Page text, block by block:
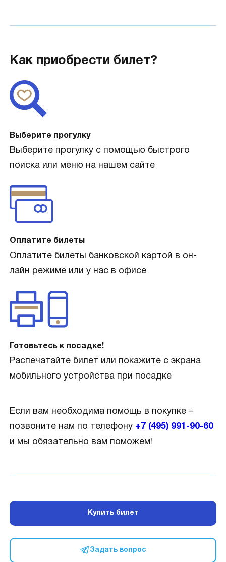
Как приобрести билет?
Выберите прогулку
Выберите прогулку с помощью быстрого
поиска или меню на нашем сайте
Оплатите билеты
Оплатите билеты банковской картой в он-
лайн режиме или у нас в офисе
Готовьтесь к посадке!
Распечатайте билет или покажите с экрана
мобильного устройства при посадке
Если вам необходима помощь в покупке –
позвоните нам по телефону +7 (495) 991-90-60
и мы обязательно вам поможем!
Купить билет
Задать вопрос